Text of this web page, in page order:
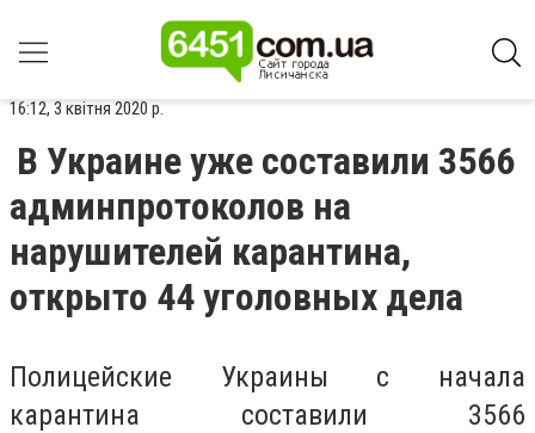
16:12, 3 квітня 2020 р.
В Украине уже составили 3566
админпротоколов на
нарушителей карантина,
открыто 44 уголовных дела
Полицейские Украины с начала
карантина составили 3566